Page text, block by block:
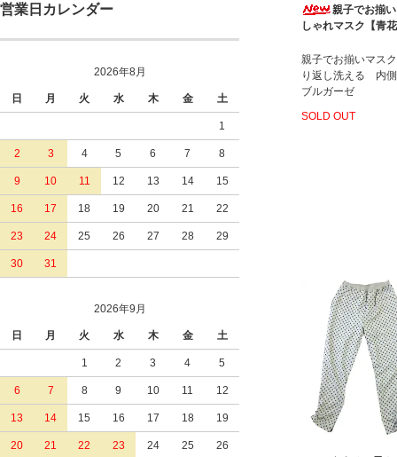
営業日カレンダー
2026年8月
日 月 火 水 木 金 土
1
2 3 4 5 6 7 8
9 10 11 12 13 14 15
16 17 18 19 20 21 22
23 24 25 26 27 28 29
30 31
2026年9月
日 月 火 水 木 金 土
1 2 3 4 5
6 7 8 9 10 11 12
13 14 15 16 17 18 19
20 21 22 23 24 25 26
親子でお揃
しゃれマスク【青
親子でお揃いマス
り返し洗える 内
ブルガーゼ
SOLD OUT